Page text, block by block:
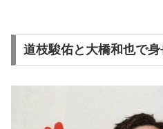
道枝駿佑と大橋和也で